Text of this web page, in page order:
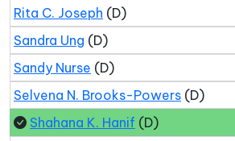
Rita C. Joseph (D)
Sandra Ung (D)
Sandy Nurse (D)
Selvena N. Brooks-Powers (D)
Shahana K. Hanif (D)